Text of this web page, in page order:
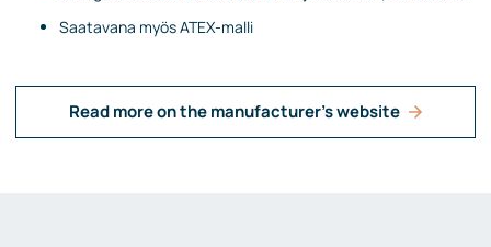
Saatavana myös ATEX-malli
Read more on the manufacturer's website